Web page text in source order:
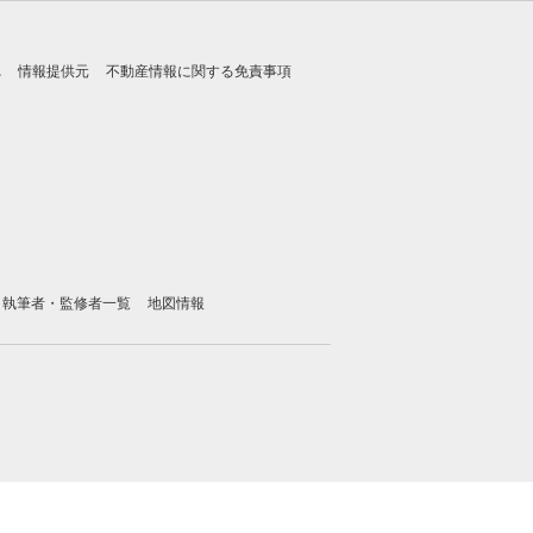
情報提供元 不動産情報に関する免責事項
執筆者・監修者一覧 地図情報